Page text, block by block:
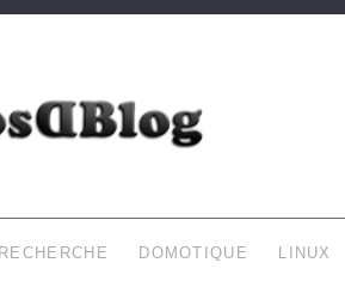
RECHERCHE DOMOTIQUE LINUX